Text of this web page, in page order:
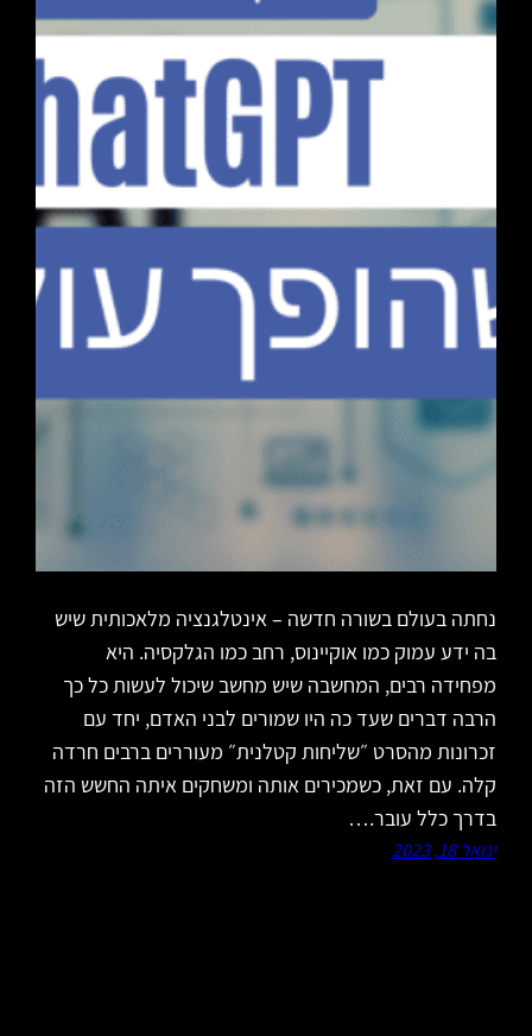
נחתה בעולם בשורה חדשה – אינטלגנציה מלאכותית שיש
בה ידע עמוק כמו אוקיינוס, רחב כמו הגלקסיה. היא
מפחידה רבים, המחשבה שיש מחשב שיכול לעשות כל כך
הרבה דברים שעד כה היו שמורים לבני האדם, יחד עם
זכרונות מהסרט ״שליחות קטלנית״ מעוררים ברבים חרדה
קלה. עם זאת, כשמכירים אותה ומשחקים איתה החשש הזה
בדרך כלל עובר.…
ינואר 18, 2023